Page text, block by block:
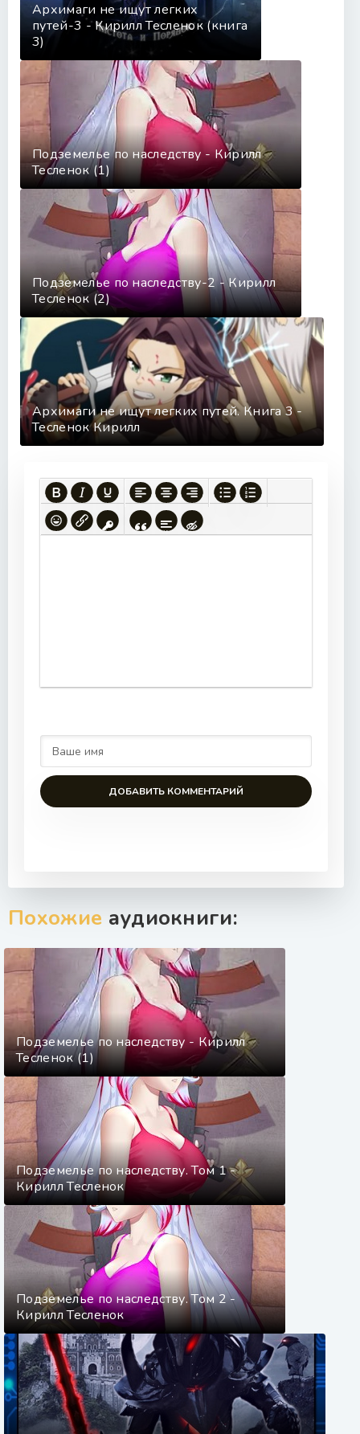
Архимаги не ищут легких
путей-3 - Кирилл Тесленок (книга
3)
Подземелье по наследству - Кирилл
Тесленок (1)
Подземелье по наследству-2 - Кирилл
Тесленок (2)
Архимаги не ищут легких путей. Книга 3 -
Тесленок Кирилл
ДОБАВИТЬ КОММЕНТАРИЙ
Похожие аудиокниги:
Подземелье по наследству - Кирилл
Тесленок (1)
Подземелье по наследству. Том 1 -
Кирилл Тесленок
Подземелье по наследству. Том 2 -
Кирилл Тесленок